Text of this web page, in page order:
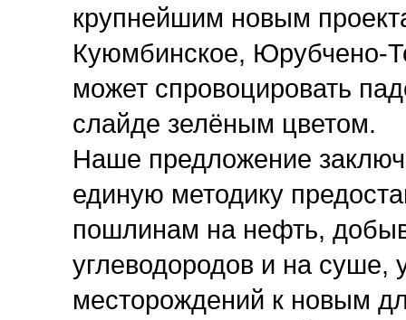
крупнейшим новым
Куюмбинское, Юрубчено-
может спровоцировать
слайде зелёным цветом.
Наше предложение
единую методику
пошлинам на нефть,
углеводородов и на суше,
месторождений к новым